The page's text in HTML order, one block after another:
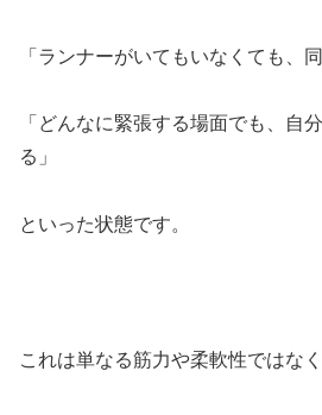
「ランナーがいてもいなくても、
「どんなに緊張する場面でも、自
る」
といった状態です。
これは単なる筋力や柔軟性ではなく